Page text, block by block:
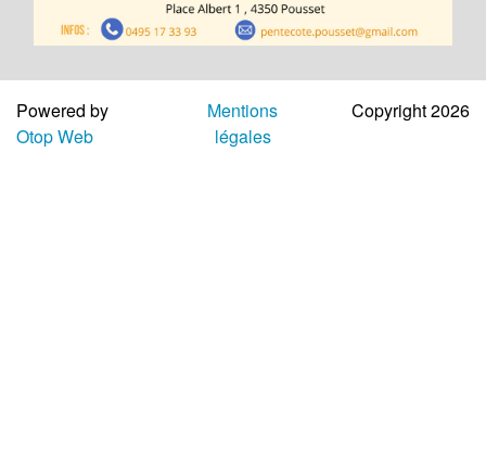
Aide
Powered by
Otop Web
Mentions
légales
Copyright 2026